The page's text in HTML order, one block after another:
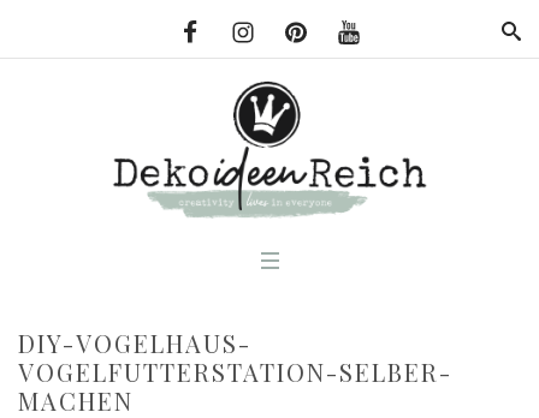
DIY-VOGELHAUS-
VOGELFUTTERSTATION-SELBER-
MACHEN